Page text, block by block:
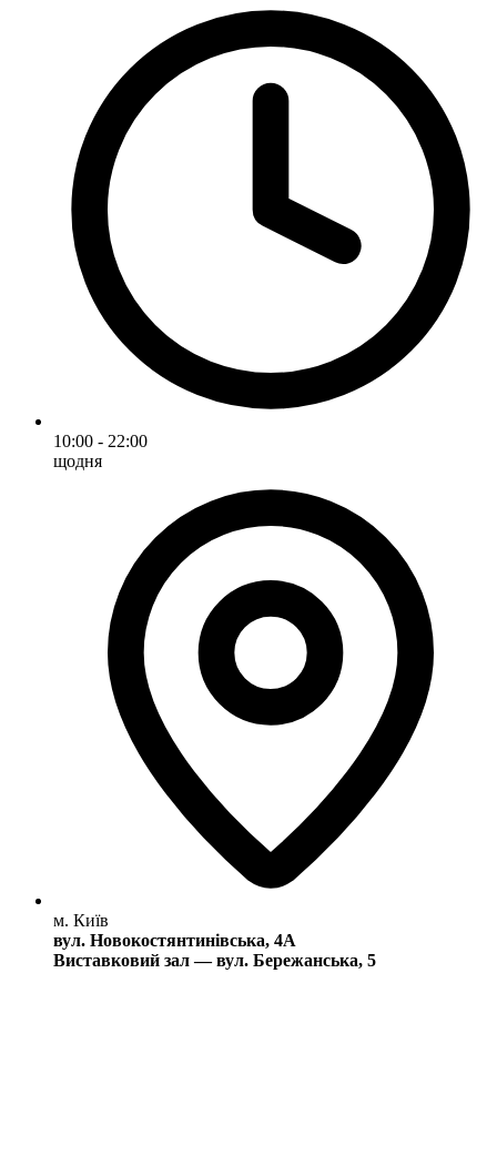
10:00 - 22:00
щодня
м. Київ
вул. Новокостянтинівська, 4А
Виставковий зал — вул. Бережанська, 5